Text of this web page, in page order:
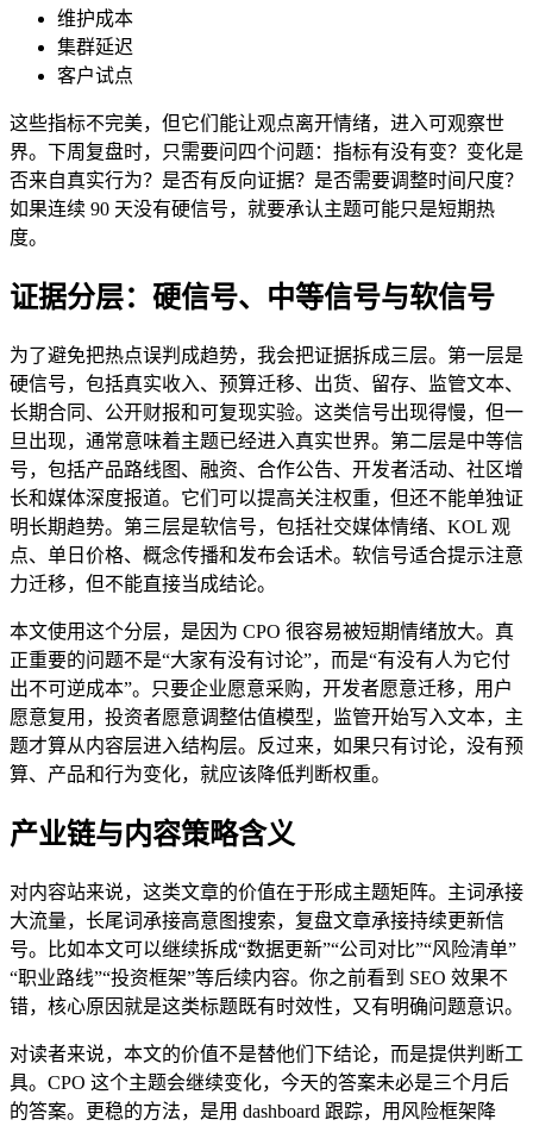
维护成本
集群延迟
客户试点
这些指标不完美，但它们能让观点离开情绪，进入可观察世
界。下周复盘时，只需要问四个问题：指标有没有变？变化是
否来自真实行为？是否有反向证据？是否需要调整时间尺度？
如果连续 90 天没有硬信号，就要承认主题可能只是短期热
度。
证据分层：硬信号、中等信号与软信号
为了避免把热点误判成趋势，我会把证据拆成三层。第一层是
硬信号，包括真实收入、预算迁移、出货、留存、监管文本、
长期合同、公开财报和可复现实验。这类信号出现得慢，但一
旦出现，通常意味着主题已经进入真实世界。第二层是中等信
号，包括产品路线图、融资、合作公告、开发者活动、社区增
长和媒体深度报道。它们可以提高关注权重，但还不能单独证
明长期趋势。第三层是软信号，包括社交媒体情绪、KOL 观
点、单日价格、概念传播和发布会话术。软信号适合提示注意
力迁移，但不能直接当成结论。
本文使用这个分层，是因为 CPO 很容易被短期情绪放大。真
正重要的问题不是“大家有没有讨论”，而是“有没有人为它付
出不可逆成本”。只要企业愿意采购，开发者愿意迁移，用户
愿意复用，投资者愿意调整估值模型，监管开始写入文本，主
题才算从内容层进入结构层。反过来，如果只有讨论，没有预
算、产品和行为变化，就应该降低判断权重。
产业链与内容策略含义
对内容站来说，这类文章的价值在于形成主题矩阵。主词承接
大流量，长尾词承接高意图搜索，复盘文章承接持续更新信
号。比如本文可以继续拆成“数据更新”“公司对比”“风险清单”
“职业路线”“投资框架”等后续内容。你之前看到 SEO 效果不
错，核心原因就是这类标题既有时效性，又有明确问题意识。
对读者来说，本文的价值不是替他们下结论，而是提供判断工
具。CPO 这个主题会继续变化，今天的答案未必是三个月后
的答案。更稳的方法，是用 dashboard 跟踪，用风险框架降